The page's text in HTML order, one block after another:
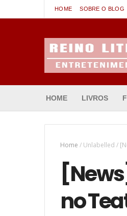
HOME SOBRE O BLOG
HOME LIVROS
Home / Unlabelled /
no